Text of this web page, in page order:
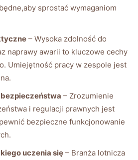
sprostać wymaganiom
– Wysoka zdolność do
naprawy awarii to kluczowe cechy
Umiejętność pracy w zespole jest
– Zrozumienie
i regulacji prawnych jest
bezpieczne funkcjonowanie
uczenia się – Branża lotnicza